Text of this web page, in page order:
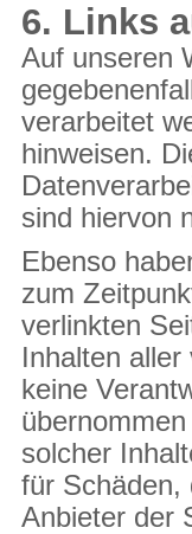
6. Links
Auf unseren
verarbeitet
hinweisen.
sind hiervon
Ebenso
zum
verlinkten
Inhalten
keine
solcher
für Schäden,
Anbieter der